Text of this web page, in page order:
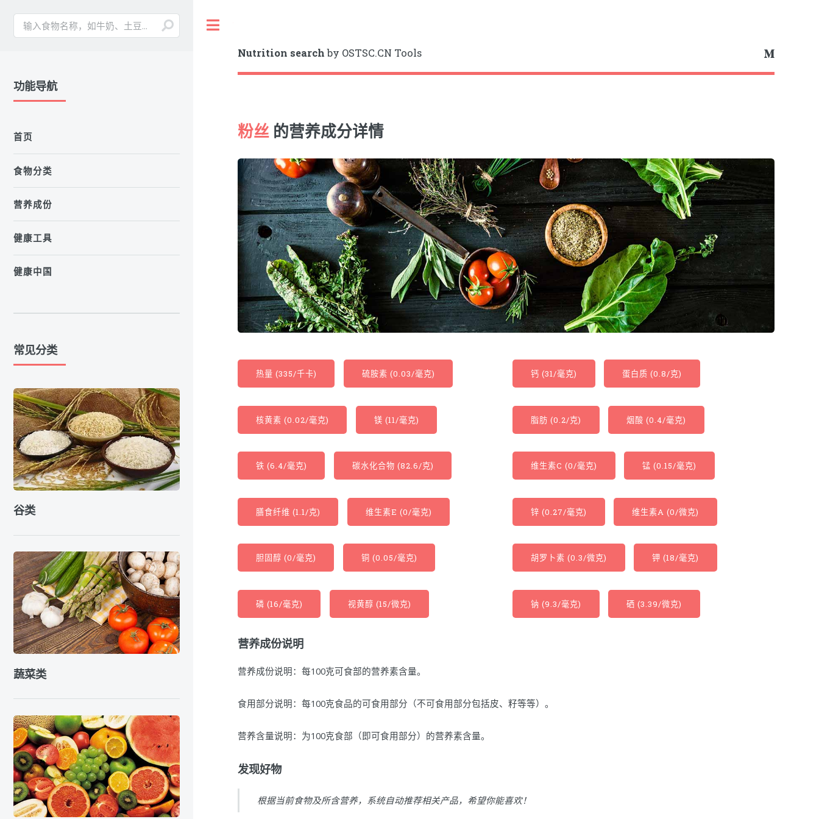
Nutrition searchby OSTSC.CN Tools
粉丝 的营养成分详情
热量 (335/千卡) 硫胺素 (0.03/毫克) 钙 (31/毫克) 蛋白质 (0.8/克)
核黄素 (0.02/毫克) 镁 (11/毫克) 脂肪 (0.2/克) 烟酸 (0.4/毫克)
铁 (6.4/毫克) 碳水化合物 (82.6/克) 维生素C (0/毫克) 锰 (0.15/毫克)
膳食纤维 (1.1/克) 维生素E (0/毫克) 锌 (0.27/毫克) 维生素A (0/微克)
胆固醇 (0/毫克) 铜 (0.05/毫克) 胡罗卜素 (0.3/微克) 钾 (18/毫克)
磷 (16/毫克) 视黄醇 (15/微克) 钠 (9.3/毫克) 硒 (3.39/微克)
营养成份说明
营养成份说明：每100克可食部的营养素含量。
食用部分说明：每100克食品的可食用部分（不可食用部分包括皮、籽等等）。
营养含量说明：为100克食部（即可食用部分）的营养素含量。
发现好物
根据当前食物及所含营养，系统自动推荐相关产品，希望你能喜欢！
功能导航
首页
食物分类
营养成份
健康工具
健康中国
常见分类
谷类
蔬菜类